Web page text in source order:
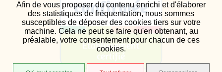
Afin de vous proposer du contenu enrichi et d'élaborer
des statistiques de fréquentation, nous sommes
susceptibles de déposer des cookies tiers sur votre
machine. Cela ne peut se faire qu'en obtenant, au
préalable, votre consentement pour chacun de ces
cookies.